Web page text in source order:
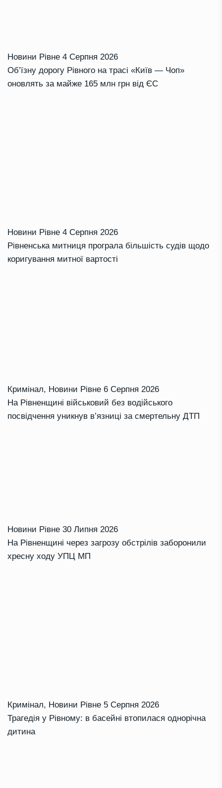
Новини Рівне 4 Серпня 2026
Об’їзну дорогу Рівного на трасі «Київ — Чоп»
оновлять за майже 165 млн грн від ЄС
Новини Рівне 4 Серпня 2026
Рівненська митниця програла більшість судів щодо
коригування митної вартості
Кримінал, Новини Рівне 6 Серпня 2026
На Рівненщині військовий без водійського
посвідчення уникнув в’язниці за смертельну ДТП
Новини Рівне 30 Липня 2026
На Рівненщині через загрозу обстрілів заборонили
хресну ходу УПЦ МП
Кримінал, Новини Рівне 5 Серпня 2026
Трагедія у Рівному: в басейні втопилася однорічна
дитина